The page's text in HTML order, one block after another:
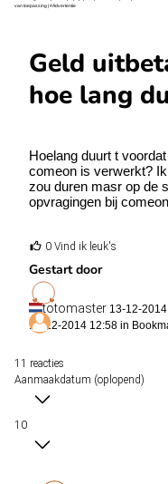
van toepassing | #Advertentie
Geld
hoe lang
Hoelang duurt t
comeon is verwerkt?
zou duren masr op de
opvragingen bij comeon
0 Vind ik leuk's
Gestart door
totomaster 13-12-
13-12-2014 12:58 in
11 reacties
Aanmaakdatum (oplopend)
10